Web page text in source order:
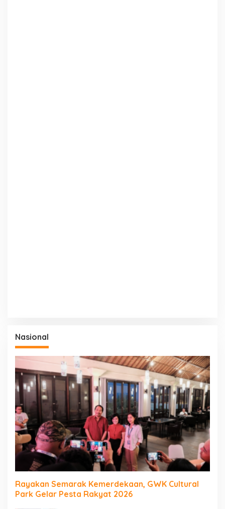
Nasional
Rayakan Semarak Kemerdekaan, GWK Cultural
Park Gelar Pesta Rakyat 2026